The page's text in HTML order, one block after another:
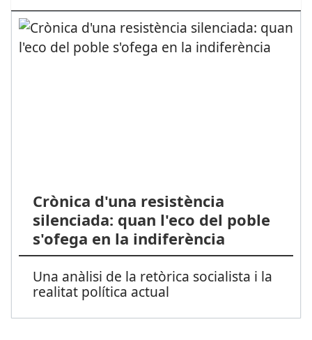
Crònica d'una resistència
silenciada: quan l'eco del poble
s'ofega en la indiferència
Una anàlisi de la retòrica socialista i la
realitat política actual